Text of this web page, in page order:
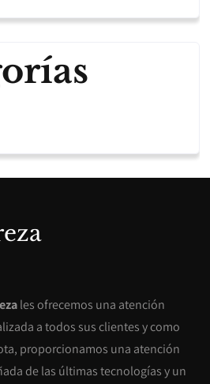
les ofrecemos una atención
a todos sus clientes y como
proporcionamos una atención
de las últimas tecnologías y un